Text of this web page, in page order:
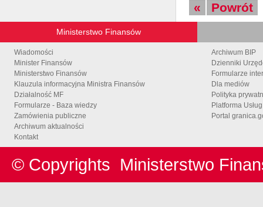
« Powrót
Ministerstwo Finansów
Wiadomości
Minister Finansów
Ministerstwo Finansów
Klauzula informacyjna Ministra Finansów
Działalność MF
Formularze - Baza wiedzy
Zamówienia publiczne
Archiwum aktualności
Kontakt
Archiwum BIP
Dzienniki
Formularze
Dla mediów
Polityka
Platforma
Portal
© Copyrights Ministerstwo